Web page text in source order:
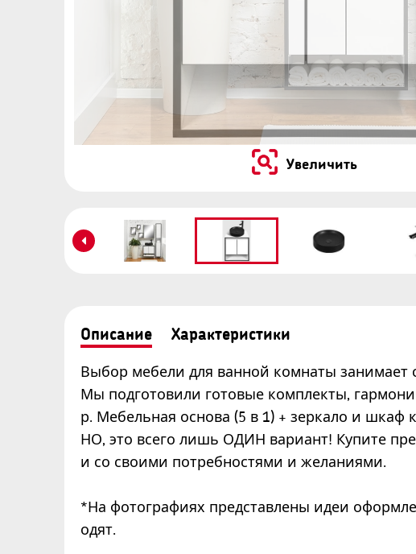
Увеличить
Описание Характеристики
Выбор мебели для ванной комнаты
Мы подготовили готовые комплекты,
р. Мебельная основа (5 в 1) + зеркало и шкаф
НО, это всего лишь ОДИН вариант! Купите
и со своими потребностями и желаниями.
*На фотографиях представлены идеи
одят.